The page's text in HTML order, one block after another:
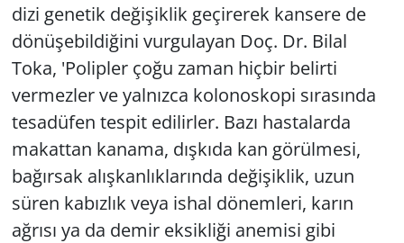
dizi genetik değişiklik geçirerek kansere de
dönüşebildiğini vurgulayan Doç. Dr. Bilal
Toka, 'Polipler çoğu zaman hiçbir belirti
vermezler ve yalnızca kolonoskopi sırasında
tesadüfen tespit edilirler. Bazı hastalarda
makattan kanama, dışkıda kan görülmesi,
bağırsak alışkanlıklarında değişiklik, uzun
süren kabızlık veya ishal dönemleri, karın
ağrısı ya da demir eksikliği anemisi gibi